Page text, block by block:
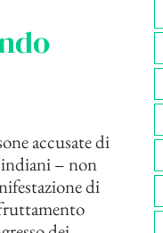
accusate di
– non
di